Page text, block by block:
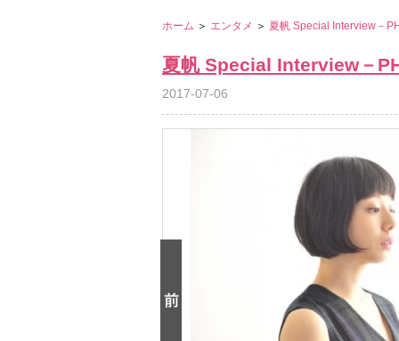
ホーム ＞ エンタメ ＞ 夏帆 Special Interview－
夏帆 Special Interview－
2017-07-06